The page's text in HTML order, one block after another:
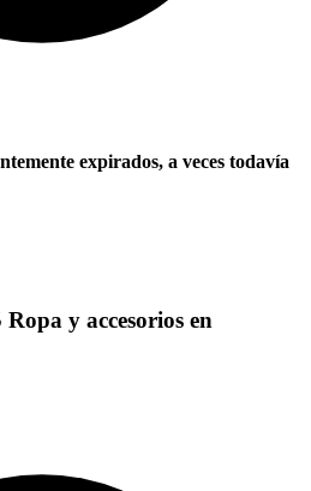
expirados, a veces todavía
Ropa y accesorios en